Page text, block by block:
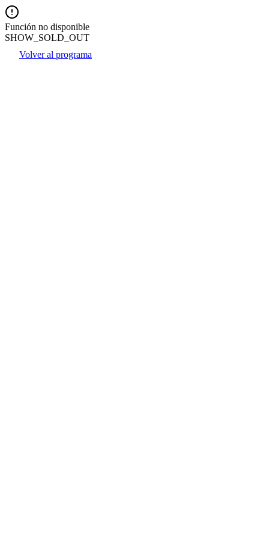
Función no disponible
SHOW_SOLD_OUT
Volver al programa